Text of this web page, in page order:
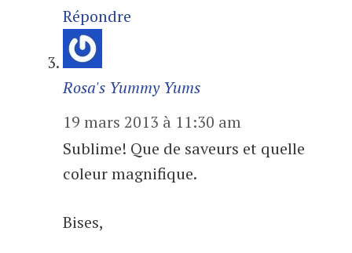
Répondre
Rosa's Yummy Yums
19 mars 2013 à 11:30 am
Sublime! Que de saveurs et quelle
coleur magnifique.
Bises,